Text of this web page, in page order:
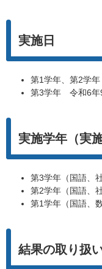
実施日
第1学年、第2学
第3学年 令和6年
実施学年（実
第3学年（国語、
第2学年（国語、
第1学年（国語、
結果の取り扱